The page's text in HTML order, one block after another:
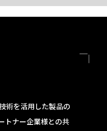
術を活用した製品の
トナー企業様との共